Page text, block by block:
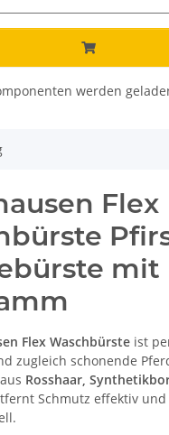
werden
Flex
mit
Flex Waschbürste ist
zugleich schonende
Rosshaar,
Schmutz effektiv